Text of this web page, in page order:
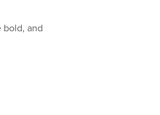
bold, and